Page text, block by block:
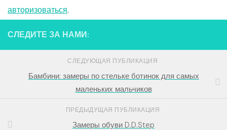
авторизоваться.
СЛЕДИТЕ ЗА НАМИ:
СЛЕДУЮЩАЯ ПУБЛИКАЦИЯ
Бамбини: замеры по стельке ботинок для самых
маленьких мальчиков
ПРЕДЫДУЩАЯ ПУБЛИКАЦИЯ
Замеры обуви D.D.Step